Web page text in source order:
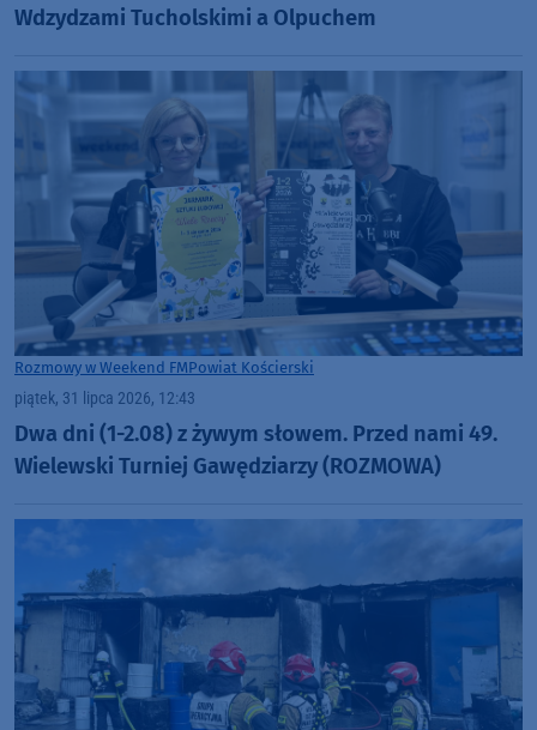
Wdzydzami Tucholskimi a Olpuchem
Rozmowy w Weekend FMPowiat Kościerski
piątek, 31 lipca 2026, 12:43
Dwa dni (1-2.08) z żywym słowem. Przed nami 49.
Wielewski Turniej Gawędziarzy (ROZMOWA)